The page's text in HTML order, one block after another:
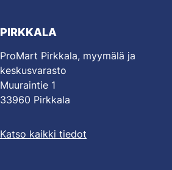
PIRKKALA
ProMart Pirkkala, myymälä ja
keskusvarasto
Muuraintie 1
33960 Pirkkala
Katso kaikki tiedot